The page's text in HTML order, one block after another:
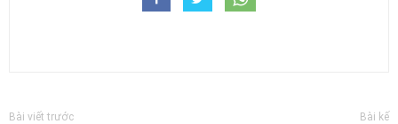
Bài viết trước Bài kế